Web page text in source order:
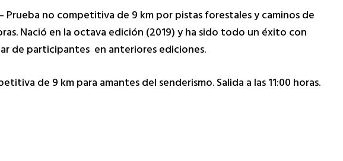
Prueba no competitiva de 9 km por pistas forestales y caminos de
Nació en la octava edición (2019) y ha sido todo un éxito con
de participantes en anteriores ediciones.
de 9 km para amantes del senderismo. Salida a las 11:00 horas.